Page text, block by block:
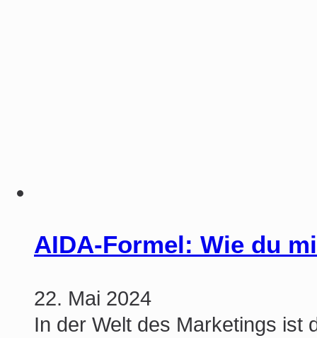
AIDA-Formel: Wie du
22. Mai 2024
In der Welt des Marketings ist